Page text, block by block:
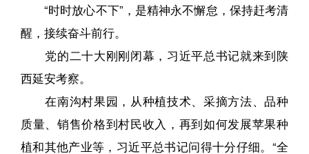
“时时放心不下”，是精神永不懈怠，保持赶考清
醒，接续奋斗前行。
党的二十大刚刚闭幕，习近平总书记就来到陕
西延安考察。
在南沟村果园，从种植技术、采摘方法、品种
质量、销售价格到村民收入，再到如何发展苹果种
植和其他产业等，习近平总书记问得十分仔细。“全